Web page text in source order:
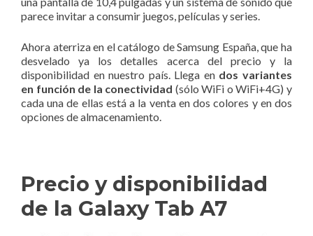
parece invitar a consumir juegos, películas y series.
Ahora aterriza en el catálogo de Samsung España, que ha
desvelado ya los detalles acerca del precio y la
disponibilidad en nuestro país. Llega en dos variantes
en función de la conectividad (sólo WiFi o WiFi+4G) y
cada una de ellas está a la venta en dos colores y en dos
opciones de almacenamiento.
Precio y disponibilidad
de la Galaxy Tab A7